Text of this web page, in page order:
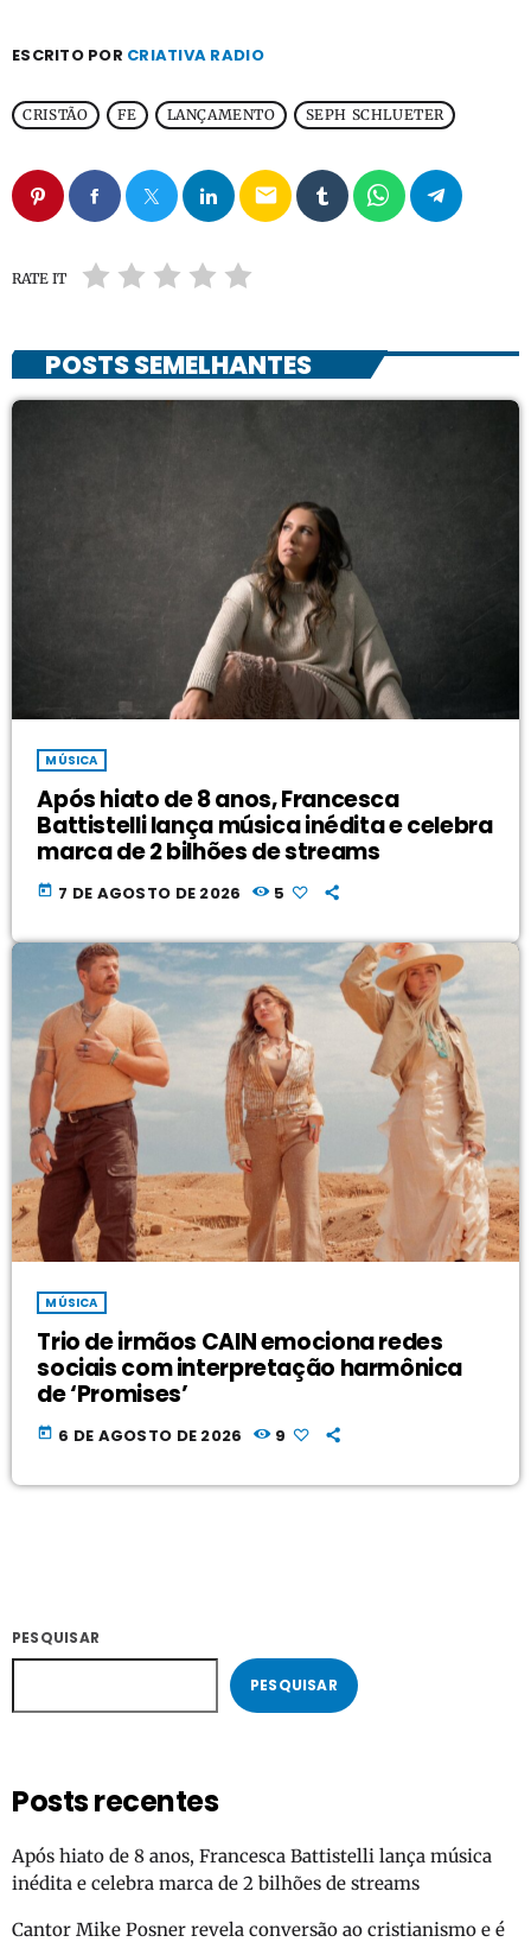
ESCRITO POR CRIATIVA RADIO
CRISTÃO FE LANÇAMENTO SEPH SCHLUETER
email
RATE IT
POSTS SEMELHANTES
MÚSICA
Após hiato de 8 anos, Francesca
Battistelli lança música inédita e celebra
marca de 2 bilhões de streams
today 7 DE AGOSTO DE 2026 5
MÚSICA
Trio de irmãos CAIN emociona redes
sociais com interpretação harmônica
de ‘Promises’
today 6 DE AGOSTO DE 2026 9
PESQUISAR
PESQUISAR
Posts recentes
Após hiato de 8 anos, Francesca Battistelli lança música
inédita e celebra marca de 2 bilhões de streams
Cantor Mike Posner revela conversão ao cristianismo e é